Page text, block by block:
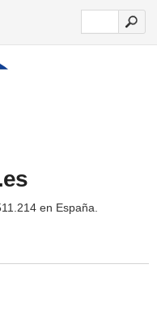
en España.